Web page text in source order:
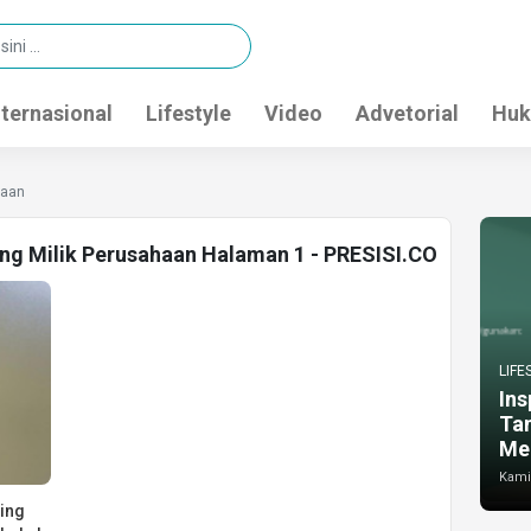
Lifestyle Video Advetorial
Milik Perusahaan Halaman 1 - PRESISI.CO